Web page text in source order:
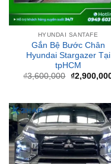
HYUNDAI SANTAFE
Gắn Bệ Bước Chân
Hyundai Stargazer Tại
tpHCM
3,600,000 Giá
gốc
là:
₫3,600,000.
₫2,900,000